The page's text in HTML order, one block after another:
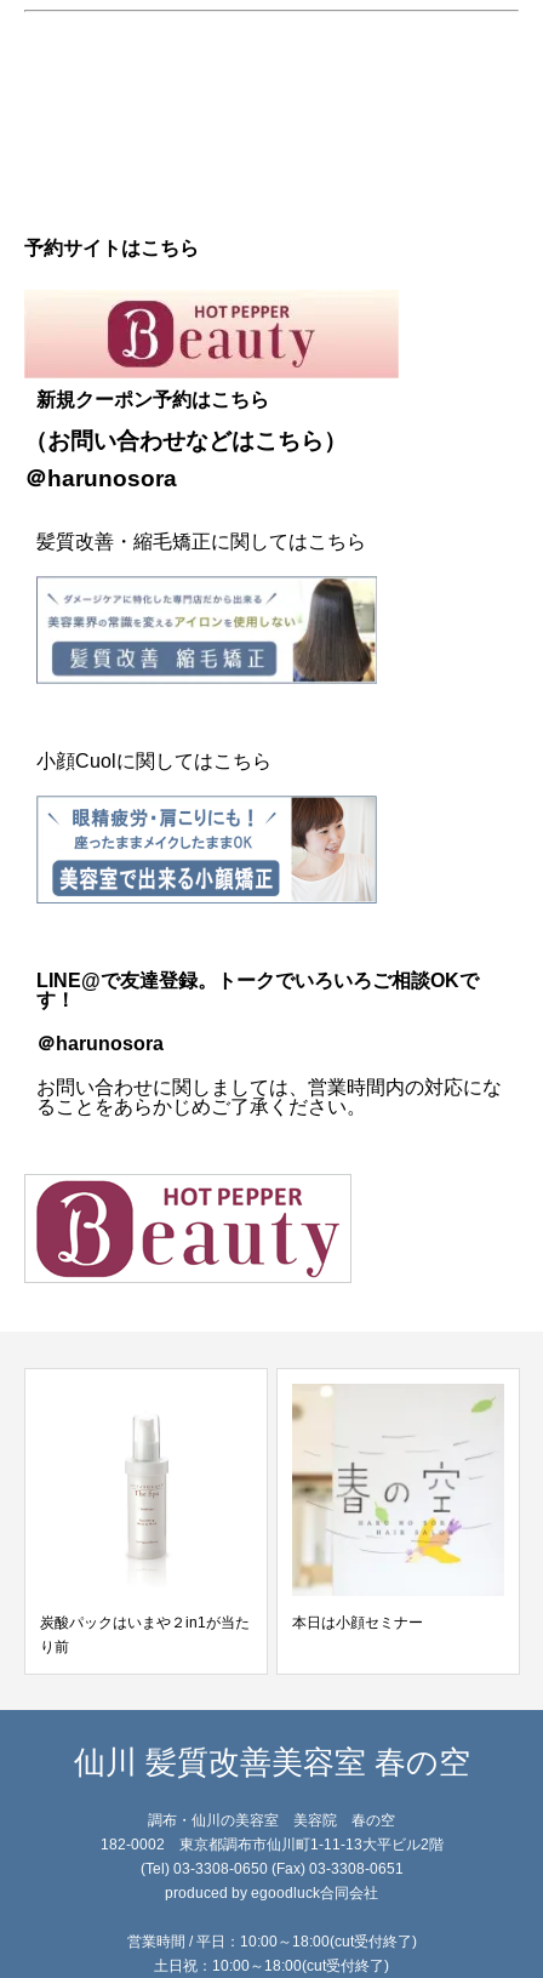
予約サイトはこちら
新規クーポン予約はこちら
（お問い合わせなどはこちら ）
＠harunosora
髪質改善・縮毛矯正に関してはこちら
小顔Cuolに関してはこちら
LINE@で友達登録。トークでいろいろご相談OKで
す！
＠harunosora
お問い合わせに関しましては、営業時間内の対応にな
ることをあらかじめご了承ください。
炭酸パックはいまや２in1が当た
り前
本日は小顔セミナー
仙川 髪質改善美容室 春の空
調布・仙川の美容室 美容院 春の空
182-0002 東京都調布市仙川町1-11-13大平ビル2階
(Tel) 03-3308-0650 (Fax) 03-3308-0651
produced by egoodluck合同会社
営業時間 / 平日：10:00～18:00(cut受付終了)
土日祝：10:00～18:00(cut受付終了)